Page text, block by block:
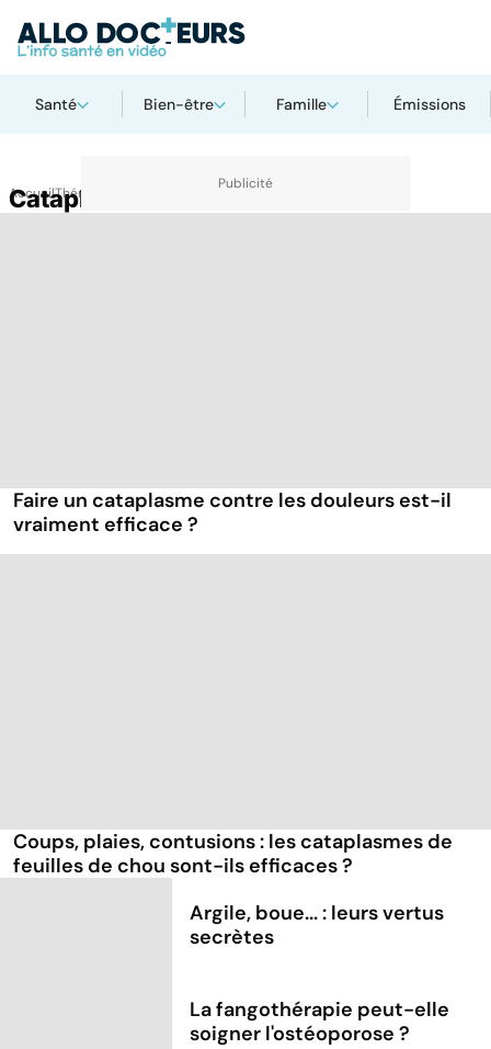
Santé Bien-être Famille Émissions
AccueilThématiques
Cataplasme
Faire un cataplasme contre les douleurs est-il
vraiment efficace ?
Coups, plaies, contusions : les cataplasmes de
feuilles de chou sont-ils efficaces ?
Argile, boue... : leurs vertus
secrètes
La fangothérapie peut-elle
soigner l'ostéoporose ?